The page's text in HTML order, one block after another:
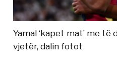
Yamal ‘kapet mat’ me
vjetër, dalin fotot